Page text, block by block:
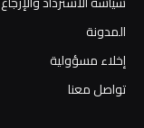
المدونة
إخلاء مسؤولية
تواصل معنا